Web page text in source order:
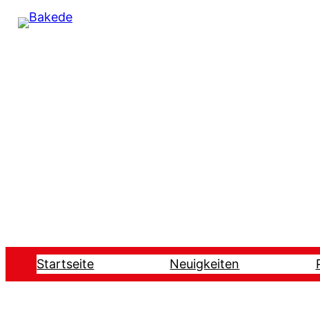
Startseite Neuigkeiten